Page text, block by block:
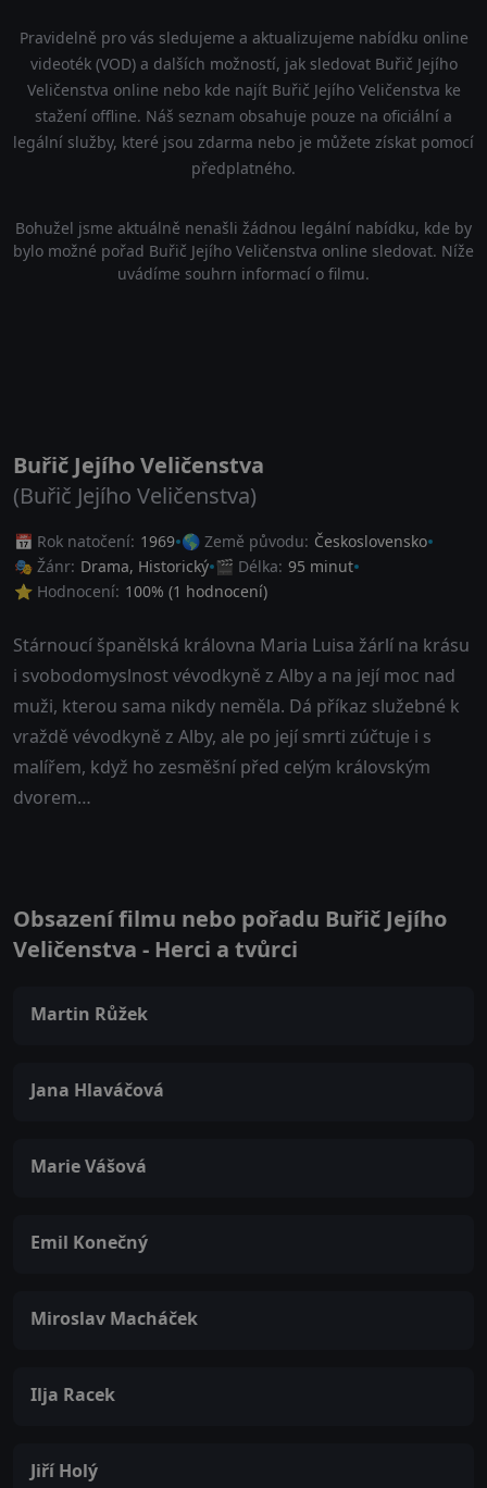
Pravidelně pro vás sledujeme a aktualizujeme nabídku online
videoték (VOD) a dalších možností, jak sledovat Buřič Jejího
Veličenstva online nebo kde najít Buřič Jejího Veličenstva ke
stažení offline. Náš seznam obsahuje pouze na oficiální a
legální služby, které jsou zdarma nebo je můžete získat pomocí
předplatného.
Bohužel jsme aktuálně nenašli žádnou legální nabídku, kde by
bylo možné pořad Buřič Jejího Veličenstva online sledovat. Níže
uvádíme souhrn informací o filmu.
Buřič Jejího Veličenstva
(Buřič Jejího Veličenstva)
📅 Rok natočení: 1969 🌎 Země původu: Československo
🎭 Žánr: Drama, Historický 🎬 Délka: 95 minut
⭐ Hodnocení: 100% (1 hodnocení)
Stárnoucí španělská královna Maria Luisa žárlí na krásu
i svobodomyslnost vévodkyně z Alby a na její moc nad
muži, kterou sama nikdy neměla. Dá příkaz služebné k
vraždě vévodkyně z Alby, ale po její smrti zúčtuje i s
malířem, když ho zesměšní před celým královským
dvorem…
Obsazení filmu nebo pořadu Buřič Jejího
Veličenstva - Herci a tvůrci
Martin Růžek
Jana Hlaváčová
Marie Vášová
Emil Konečný
Miroslav Macháček
Ilja Racek
Jiří Holý